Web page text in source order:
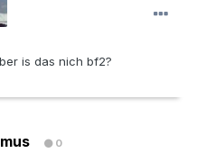
is das nich bf2?
0